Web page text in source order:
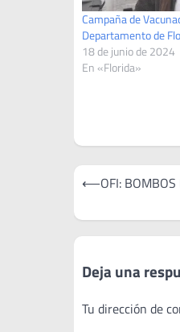
Campaña de
Departamento de
18 de junio de 2024
En «Florida»
Navegación
entradas
⟵OFI: BOMBOS
Deja una
Tu dirección de